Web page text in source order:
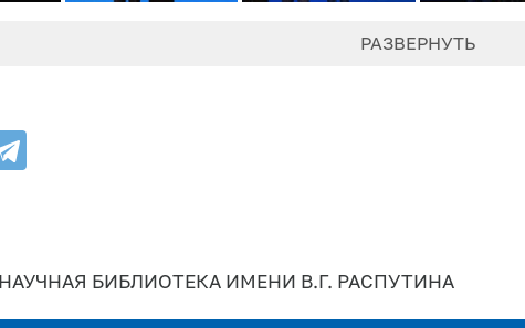
РАЗВЕРНУТЬ
НАУЧНАЯ БИБЛИОТЕКА ИМЕНИ В.Г. РАСПУТИНА